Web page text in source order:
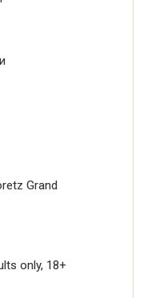
Grand
only, 18+